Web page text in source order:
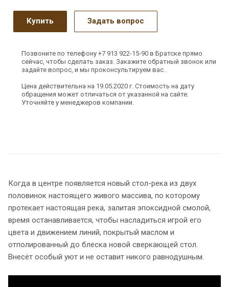
Купить Задать вопрос
Позвоните по телефону +7 913 922-15-90 в Братске прямо
сейчас, чтобы сделать заказ. Закажите обратный звонок или
задайте вопрос, и мы проконсультируем вас.
Цена действительна на 19.05.2020 г. Стоимость на дату
обращения может отличаться от указанной на сайте.
Уточняйте у менеджеров компании.
Когда в центре появляется новый стол-река из двух
половинок настоящего живого массива, по которому
протекает настоящая река, залитая эпоксидной смолой,
время останавливается, чтобы насладиться игрой его
цвета и движением линий, покрытый маслом и
отполированный до блеска новой сверкающей стол.
Внесёт особый уют и не оставит никого равнодушным.